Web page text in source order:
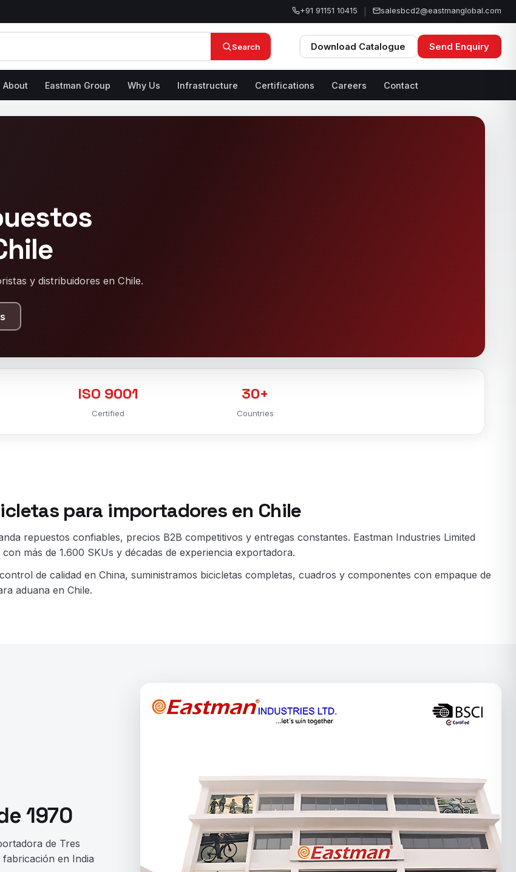
+91 91151 10415 salesbcd2@eastmanglobal.com
Search Download Catalogue Send Enquiry
About Eastman Group Why Us Infrastructure Certifications Careers Contact
y distribuidores en Chile.
ISO 9001
Certified
30+
Countries
para importadores en Chile
repuestos confiables, precios B2B competitivos y entregas constantes. Eastman Industries Limited
más de 1.600 SKUs y décadas de experiencia exportadora.
de calidad en China, suministramos bicicletas completas, cuadros y componentes con empaque de
aduana en Chile.
1970
de Tres
en India